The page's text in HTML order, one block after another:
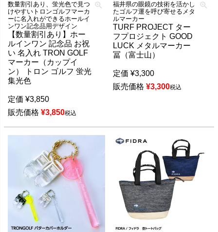
数量割引あり、蛍光色で見つ
けやすいトロンゴルフマーカ
ーに名入れができるホールイ
ンワン記念品用デザイン
【数量割引あり】ホー
ルインワン 記念品 お祝
い 名入れ TRON GOLF
マーカー（カップイ
ン） トロン ゴルフ 蛍光
集光色
定価 ¥3,850
販売価格 ¥3,850税込
福井県の眼鏡の技術を活かし
たゴルフ運を呼び寄せるメタ
ルマーカー
TURF PROJECT ター
フプロジェクト GOOD
LUCK メタルマーカー
冨（富士山）
定価 ¥3,300
販売価格 ¥3,300税込